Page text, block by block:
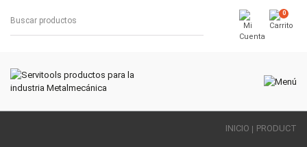
0
INICIO PRODUCT